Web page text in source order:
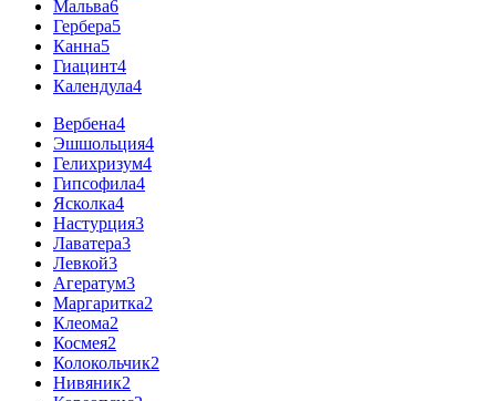
Мальва6
Гербера5
Канна5
Гиацинт4
Календула4
Вербена4
Эшшольция4
Гелихризум4
Гипсофила4
Ясколка4
Настурция3
Лаватера3
Левкой3
Агератум3
Маргаритка2
Клеома2
Космея2
Колокольчик2
Нивяник2